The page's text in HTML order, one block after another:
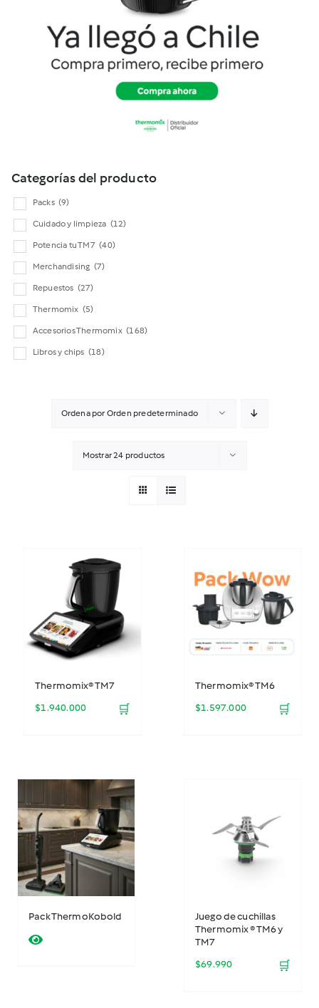
Cookidoo
Categorías del producto
Packs (9)
Cuidado y limpieza (12)
Potencia tu TM7 (40)
Merchandising (7)
Repuestos (27)
Thermomix (5)
Accesorios Thermomix (168)
Libros y chips (18)
Ordena porOrden predeterminado
Mostrar24 productos
Thermomix® TM7
$1.940.000 🛒
Thermomix® TM6
$1.597.000 🛒
Pack ThermoKobold
Juego de cuchillas
Thermomix ® TM6 y
TM7
$69.990 🛒